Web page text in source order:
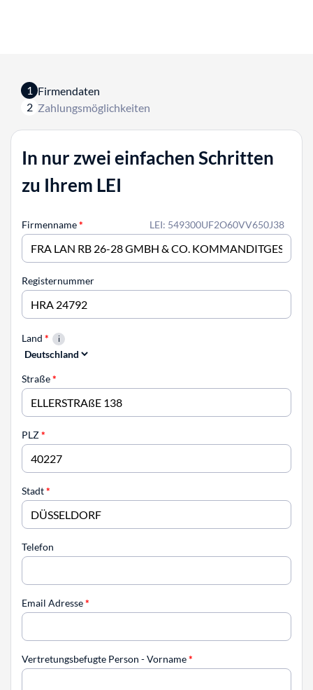
1 Firmendaten
2 Zahlungsmöglichkeiten
In nur zwei einfachen Schritten
zu Ihrem LEI
LEI: 549300UF2O60VV650J38
Firmenname*
Registernummer
Land *
Straße*
PLZ*
Stadt*
Telefon
Email Adresse*
Vertretungsbefugte Person - Vorname*